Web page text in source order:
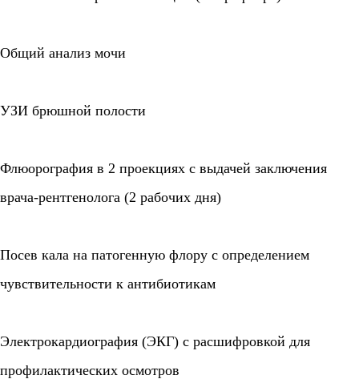
Общий анализ мочи
УЗИ брюшной полости
Флюорография в 2 проекциях с выдачей заключения
врача-рентгенолога (2 рабочих дня)
Посев кала на патогенную флору с определением
чувствительности к антибиотикам
Электрокардиография (ЭКГ) с расшифровкой для
профилактических осмотров